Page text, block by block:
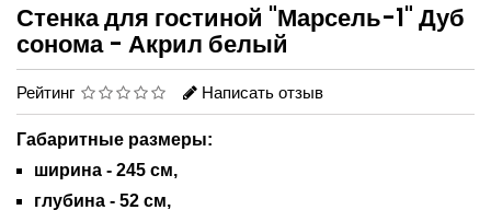
Стенка для гостиной "Марсель-1" Дуб
сонома - Акрил белый
Рейтинг Написать отзыв
Габаритные размеры:
ширина - 245 см,
глубина - 52 см,